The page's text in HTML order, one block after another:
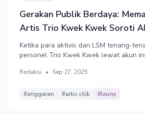
Gerakan Publik Berdaya:
Artis Trio Kwek Kwek Soroti
Ketika para aktivis dan LSM tenang-
personel Trio Kwek Kwek lewat akun
Keuangan Pemkot Tangsel 2024
tidak masuk akal.
Redaksi • Sep 27, 2025
#anggaran #artis cilik #leony